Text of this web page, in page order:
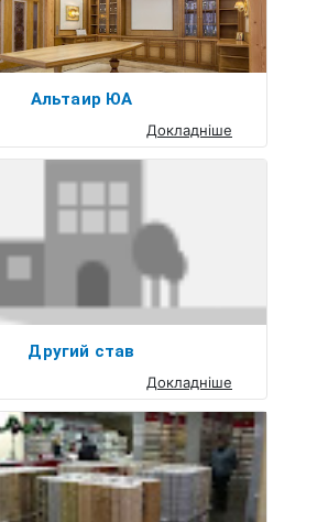
Альтаир ЮА
Докладніше
Другий став
Докладніше